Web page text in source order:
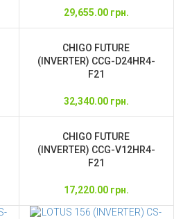
29,655.00 грн.
CHIGO FUTURE
(INVERTER) CCG-D24HR4-
F21
32,340.00 грн.
CHIGO FUTURE
(INVERTER) CCG-V12HR4-
F21
17,220.00 грн.